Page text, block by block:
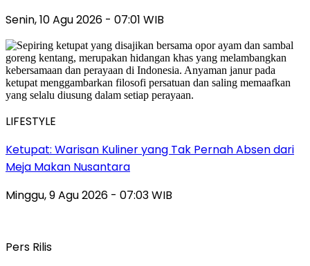
Senin, 10 Agu 2026 - 07:01 WIB
LIFESTYLE
Ketupat: Warisan Kuliner yang Tak Pernah Absen dari
Meja Makan Nusantara
Minggu, 9 Agu 2026 - 07:03 WIB
Pers Rilis